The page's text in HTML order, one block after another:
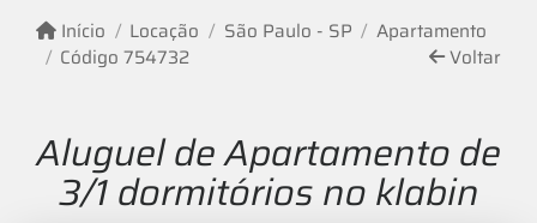
Início Locação São Paulo - SP
Apartamento
Código 754732
Voltar
Aluguel de Apartamento de
3/1 dormitórios no klabin